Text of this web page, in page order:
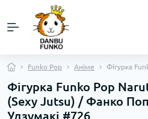
Funko Pop Аніме Фігурка
Фігурка Funko Pop
(Sexy Jutsu) / Фанко
Удзумакі #726